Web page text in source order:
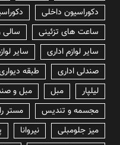
دکوراسیون داخلی
ساعت های تزئینی
سالی
سایر لوازم اداری
سایر
صندلی اداری
طبقه
لیلپار
مبل مبل و
مجسمه و تندیس
مستر
میز جلومبلی
نیروانا